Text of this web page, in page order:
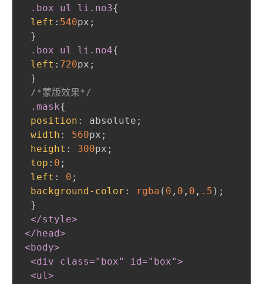
.box ul li .no3{
left : 540px ;
}
.box ul li .no4{
left : 720px ;
}
/*蒙版效果*/
.mask{
position : absolute ;
width : 560px ;
height : 300px ;
top : 0 ;
left : 0 ;
background-color : rgba ( 0 , 0 , 0 , .5 ) ;
}
</style>
</head>
<body>
<div class="box" id="box">
<ul >